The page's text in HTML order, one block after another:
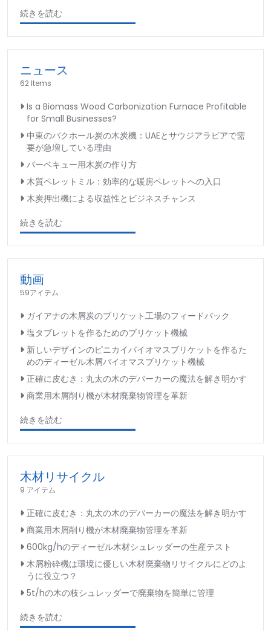
続きを読む
ニュース
62 Items
Is a Biomass Wood Carbonization Furnace Profitable
for Small Businesses?
中東のバクホール炭の木炭機：UAEとサウジアラビアで需
要が急増している理由
バーベキュー用木炭の作り方
木質ペレットミル：効率的な暖房ペレットへの入口
木炭押出機による収益性とビジネスチャンス
続きを読む
動画
59アイテム
ガイアナの木屑炭のブリケット工場のフィードバック
塩タブレットを作るためのブリケット機械
新しいデザインのピニカイバイオマスブリケットを作るた
めのディーゼル木屑バイオマスブリケット機械
正確に皮むき：丸太の木のデバーカーの魔法を解き明かす
商業用木屑削り機が木材廃棄物管理を革新
続きを読む
木材リサイクル
9 アイテム
正確に皮むき：丸太の木のデバーカーの魔法を解き明かす
商業用木屑削り機が木材廃棄物管理を革新
600kg/hのディーゼル木材シュレッダーの生産テスト
木屑粉砕機は環境に優しい木材廃棄物リサイクルにどのよ
うに役立つ？
5t/hの木の枝シュレッダーで廃棄物を簡単に管理
続きを読む